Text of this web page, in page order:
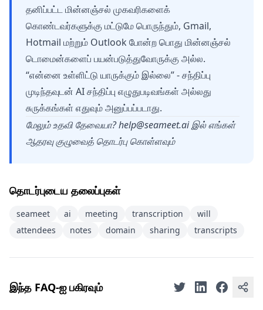
தனிப்பட்ட மின்னஞ்சல் முகவரிகளைக்
கொண்டவர்களுக்கு மட்டுமே பொருந்தும், Gmail,
Hotmail மற்றும் Outlook போன்ற பொது மின்னஞ்சல்
டொமைன்களைப் பயன்படுத்துவோருக்கு அல்ல.
“என்னை உள்ளிட்டு யாருக்கும் இல்லை” - சந்திப்பு
முடிந்தவுடன் AI சந்திப்பு எழுதுபடிவங்கள் அல்லது
சுருக்கங்கள் எதுவும் அனுப்பப்படாது.
மேலும் உதவி தேவையா?help@seameet.aiஇல் எங்கள்
ஆதரவு குழுவைத் தொடர்பு கொள்ளவும்
தொடர்புடைய தலைப்புகள்
seameet ai meeting transcription
will
attendees
notes domain sharing transcripts
இந்த FAQ-ஐ பகிரவும்